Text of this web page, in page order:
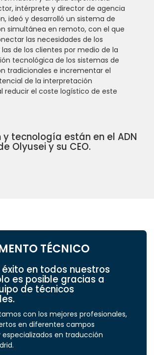
intérprete y director de agencia
ideó y desarrolló un sistema de
simultánea en remoto, con el que
las necesidades de los
de los clientes por medio de la
tecnológica de los sistemas de
tradicionales e incrementar el
de la interpretación
reducir el coste logístico de este
y tecnología están en el ADN
Olyusei y su CEO.
TÉCNICO
en todos nuestros
es posible gracias a
de técnicos
con los mejores profesionales,
en diferentes campos
especializados en traducción